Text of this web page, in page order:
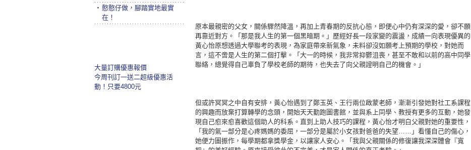
原本最親密的父女，關係驟然降溫，再加上青春期的反抗心態，即便心中仍有深深的愛，卻不願
再靠近對方。「那是我人生的第一個黑暗期。」歷經好長一段家變的震盪，成績一向表現優異的
黃心怡原想透過大學聯考的表現，為家庭帶來新氣象，未料卻沒如願考上預期的學校，對她而
言，這不啻是人生的第二個打擊。「大一的時候，我非常抑鬱沮喪，甚至不敢和以前的高中同學
聯絡，總覺得自己辜負了學校老師的期待，也失去了向父親證明自己的機會。」
但或許冥冥之中自有安排，黃心怡遇到了鄭玉英、王行兩位啟蒙老師，漸漸引發她對社工系課程
的興趣而放棄打算轉學的念頭，開始天天勤跑圖書館，並與系上同學、教授有更多的互動，她發
現自己愈來愈喜歡這個助人的科系。直到上助人技巧的課程，黃心怡才明白父親對她的重要性，
「我的氣一部分是心疼媽媽的委屈，一部分是屬於小女孩對爸爸的失望……」看懂自己的傷心，
她便力圖振作，每學期都拿獎學金，以讓家人安心。「我與父親關係的修復讓我深深體會『寬
‧ 憨憨仔做，腳踏實地最實
在！
大量訂購優惠報價
今周刊訂一送二超級優惠活
動！只要4800元